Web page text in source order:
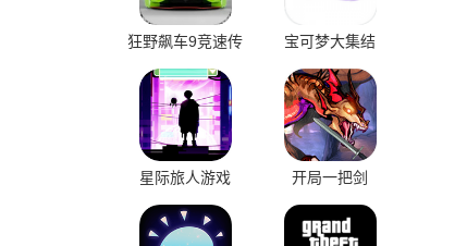
狂野飙车9竞速传
宝可梦大集结
星际旅人游戏 开局一把剑